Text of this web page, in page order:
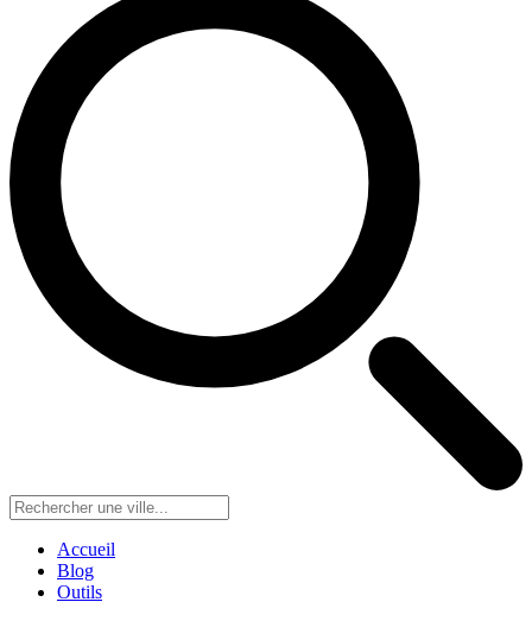
Accueil
Blog
Outils